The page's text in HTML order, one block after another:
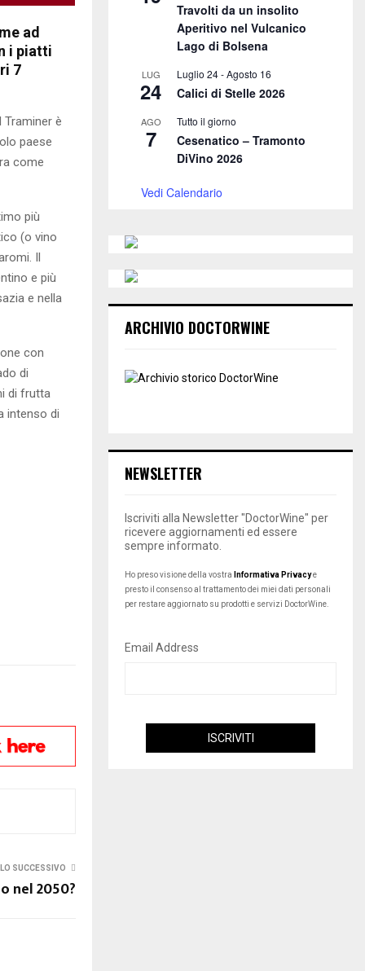
ad
i piatti
7
Traminer è
paese
come
più
(o vino
Il
e più
e nella
con
di
di frutta
intenso di
SUCCESSIVO
nel 2050?
Travolti da un insolito
Aperitivo nel Vulcanico
Lago di Bolsena
LUG
24
Luglio 24-Agosto 16
Calici di Stelle 2026
AGO
7
Tutto il giorno
Cesenatico – Tramonto
DiVino 2026
Vedi Calendario
ARCHIVIO DOCTORWINE
NEWSLETTER
Iscriviti alla Newsletter "DoctorWine" per
ricevere aggiornamenti ed essere
sempre informato.
Ho preso visione della vostra Informativa Privacye
presto il consenso al trattamento dei miei dati personali
per restare aggiornato su prodotti e servizi DoctorWine.
Email Address